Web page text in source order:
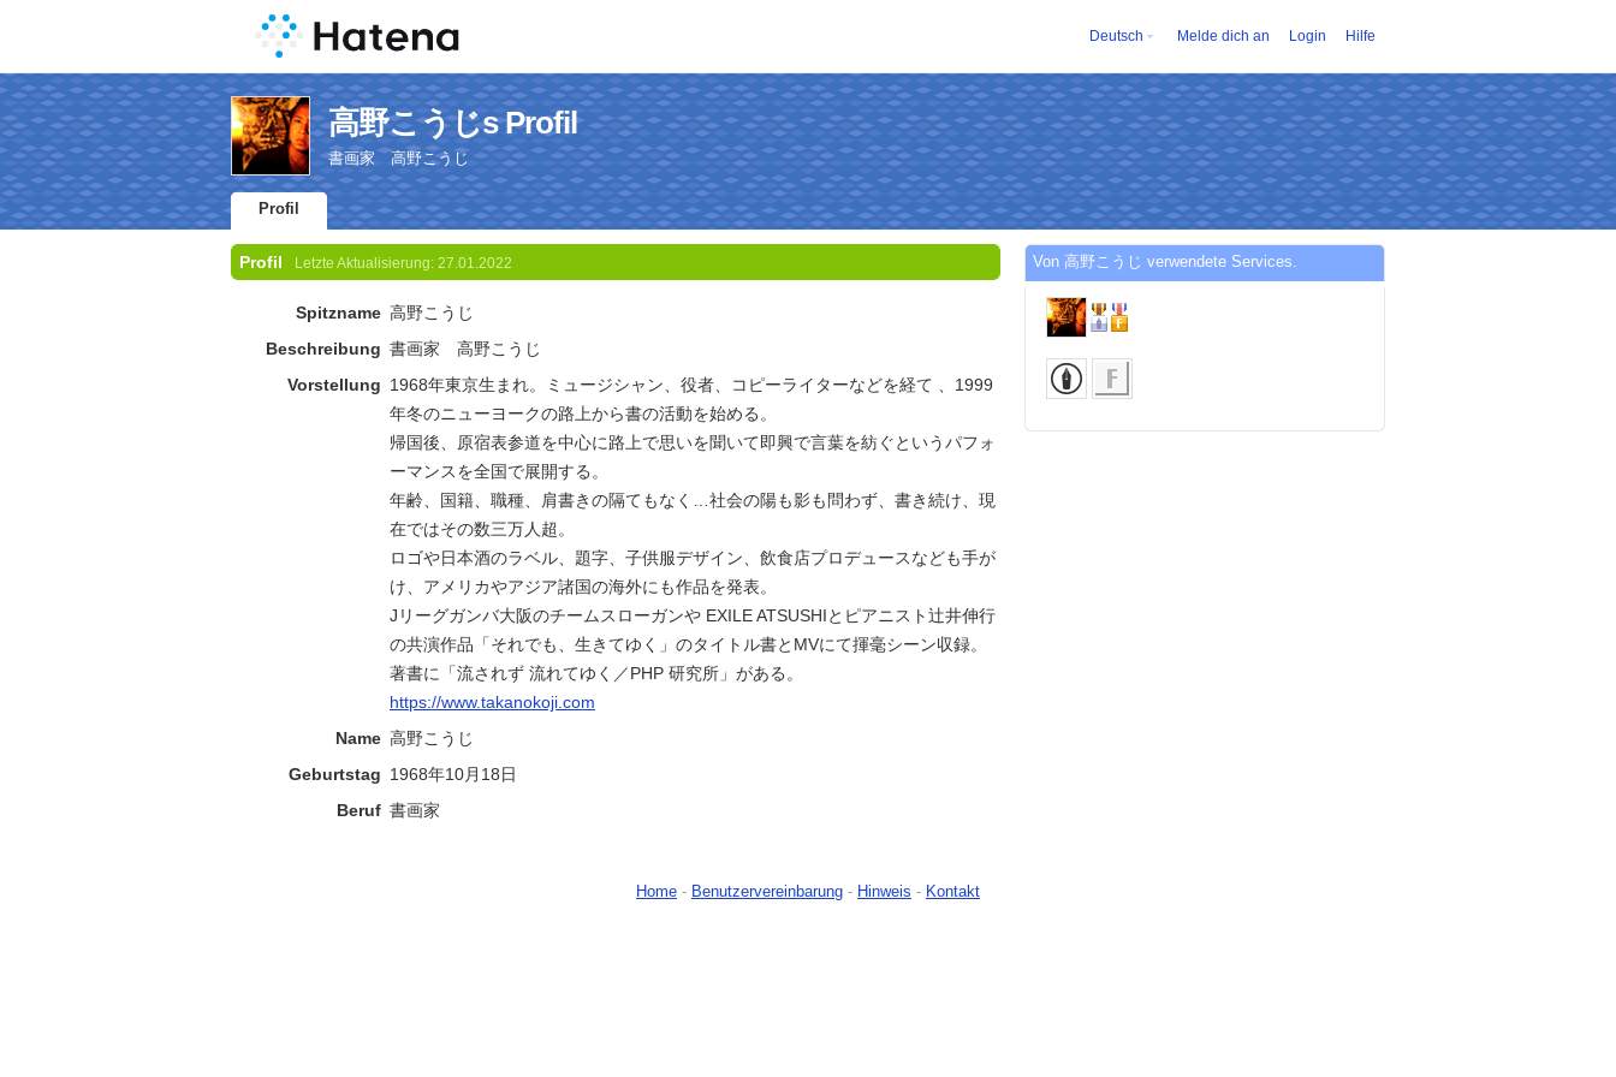
Deutsch Melde dich an Login Hilfe
高野こうじs Profil
書画家 高野こうじ
Profil
Profil Letzte Aktualisierung: 27.01.2022
Spitzname 高野こうじ
Beschreibung 書画家 高野こうじ
Vorstellung 1968年東京生まれ。ミュージシャン、役者、コピーライターなどを経て 、1999
年冬のニューヨークの路上から書の活動を始める。
帰国後、原宿表参道を中心に路上で思いを聞いて即興で言葉を紡ぐというパフォ
ーマンスを全国で展開する。
年齢、国籍、職種、肩書きの隔てもなく…社会の陽も影も問わず、書き続け、現
在ではその数三万人超。
ロゴや日本酒のラベル、題字、子供服デザイン、飲食店プロデュースなども手が
け、アメリカやアジア諸国の海外にも作品を発表。
Jリーグガンバ大阪のチームスローガンや EXILE ATSUSHIとピアニスト辻井伸行
の共演作品「それでも、生きてゆく」のタイトル書とMVにて揮毫シーン収録。
著書に「流されず 流れてゆく／PHP 研究所」がある。
https://www.takanokoji.com
Name 高野こうじ
Geburtstag 1968年10月18日
Beruf 書画家
Von 高野こうじ verwendete Services.
Home - Benutzervereinbarung - Hinweis - Kontakt